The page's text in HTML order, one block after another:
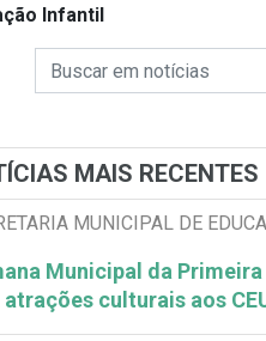
Infantil
Campo de
Campo de Busca de
MAIS RECENTES
MUNICIPAL DE
Municipal da
atrações culturais aos